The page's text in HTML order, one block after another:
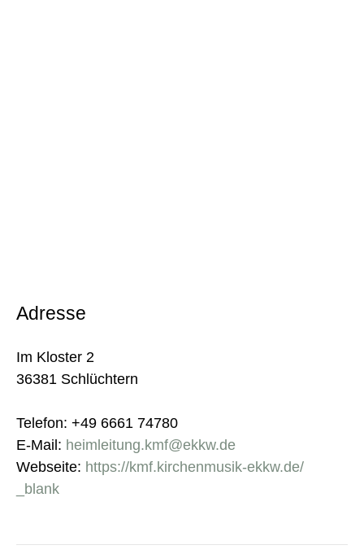
Adresse
Im Kloster 2
36381 Schlüchtern
Telefon: +49 6661 74780
E-Mail: heimleitung.kmf@ekkw.de
Webseite: https://kmf.kirchenmusik-ekkw.de/
_blank